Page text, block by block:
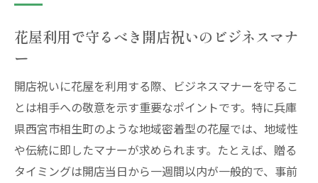
花屋利用で守るべき開店祝いのビジネスマナ
ー
開店祝いに花屋を利用する際、ビジネスマナーを守るこ
とは相手への敬意を示す重要なポイントです。特に兵庫
県西宮市相生町のような地域密着型の花屋では、地域性
や伝統に即したマナーが求められます。たとえば、贈る
タイミングは開店当日から一週間以内が一般的で、事前